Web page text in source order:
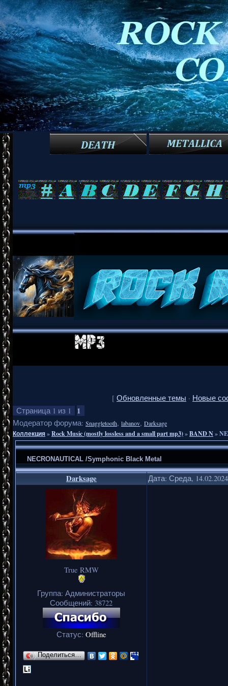
[ Обновленные темы · Новые
Страница 1 из 1 1
Модератор форума: Snaggletooth, labanov, Darksage
Коллекция»Rock Music (mostly lossless and a small part mp3)»BAND N»
NECRONAUTICAL /Symphonic Black Metal
Darksage Дата: Среда,
True RMW
Группа: Администраторы
Сообщений: 38722
Статус: Offline
Поделиться…